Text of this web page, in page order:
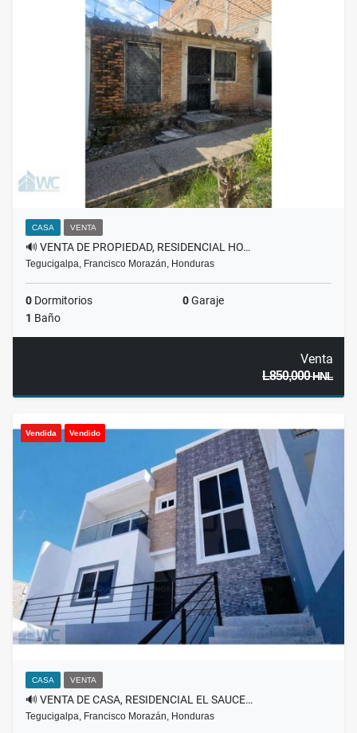
CASA VENTA
🔊 VENTA DE PROPIEDAD, RESIDENCIAL HO…
Tegucigalpa, Francisco Morazán, Honduras
0 Dormitorios 0Garaje
1 Baño
Venta
L850,000HNL
Vendida Vendido
CASA VENTA
🔊 VENTA DE CASA, RESIDENCIAL EL SAUCE…
Tegucigalpa, Francisco Morazán, Honduras